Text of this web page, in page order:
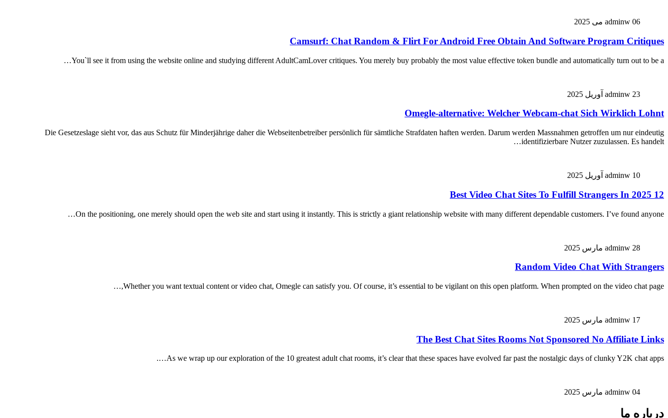
adminw 06 می 2025
Camsurf: Chat Random & Flirt For Android Free Obtain And Software Program Critiques
You`ll see it from using the website online and studying different AdultCamLover critiques. You merely buy probably the most value effective token bundle and automatically turn out to be a…
adminw 23 آوریل 2025
Omegle-alternative: Welcher Webcam-chat Sich Wirklich Lohnt
Die Gesetzeslage sieht vor, das aus Schutz für Minderjährige daher die Webseitenbetreiber persönlich für sämtliche Strafdaten haften werden. Darum werden Massnahmen getroffen um nur eindeutig
identifizierbare Nutzer zuzulassen. Es handelt…
adminw 10 آوریل 2025
12 Best Video Chat Sites To Fulfill Strangers In 2025
On the positioning, one merely should open the web site and start using it instantly. This is strictly a giant relationship website with many different dependable customers. I’ve found anyone…
adminw 28 مارس 2025
Random Video Chat With Strangers
Whether you want textual content or video chat, Omegle can satisfy you. Of course, it’s essential to be vigilant on this open platform. When prompted on the video chat page,…
adminw 17 مارس 2025
The Best Chat Sites Rooms Not Sponsored No Affiliate Links
As we wrap up our exploration of the 10 greatest adult chat rooms, it’s clear that these spaces have evolved far past the nostalgic days of clunky Y2K chat apps….
adminw 04 مارس 2025
درباره ما